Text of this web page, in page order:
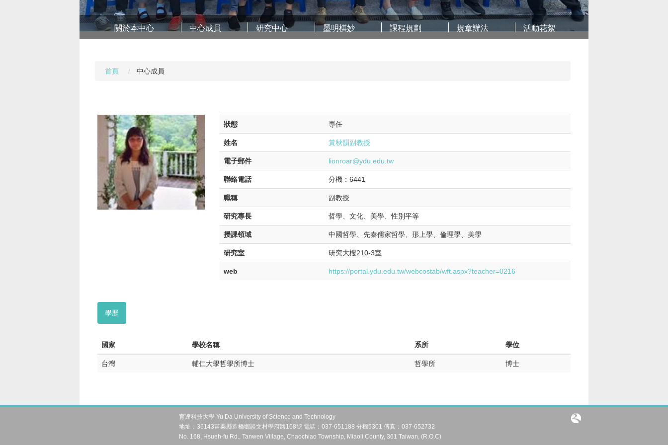
關於本中心 中心成員 研究中心 墨明棋妙 課程規劃 規章辦法 活動花絮
首頁 中心成員
狀態 專任
姓名 黃秋韻副教授
電子郵件 lionroar@ydu.edu.tw
聯絡電話 分機：6441
職稱 副教授
研究專長 哲學、文化、美學、性別平等
授課領域 中國哲學、先秦儒家哲學、形上學、倫理學、美學
研究室 研究大樓210-3室
web https://portal.ydu.edu.tw/webcostab/wft.aspx?teacher=0216
學歷
國家 學校名稱 系所 學位
台灣 輔仁大學哲學所博士 哲學所 博士
育達科技大學 Yu Da University of Science and Technology
地址：36143苗栗縣造橋鄉談文村學府路168號 電話：037-651188 分機5301 傳真：037-652732
No. 168, Hsueh-fu Rd., Tanwen Village, Chaochiao Township, Miaoli County, 361 Taiwan, (R.O.C)